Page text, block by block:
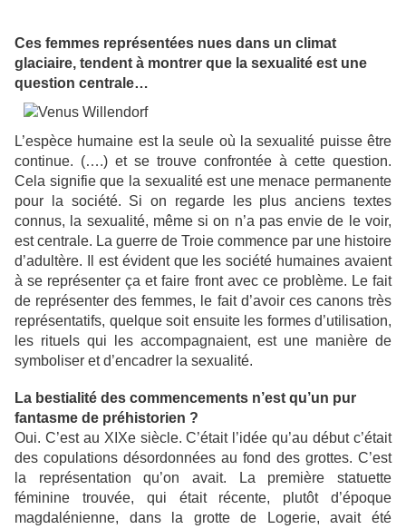
Ces femmes représentées nues dans un climat
glaciaire, tendent à montrer que la sexualité est une
question centrale…
L’espèce humaine est la seule où la sexualité puisse être
continue. (….) et se trouve confrontée à cette question.
Cela signifie que la sexualité est une menace permanente
pour la société. Si on regarde les plus anciens textes
connus, la sexualité, même si on n’a pas envie de le voir,
est centrale. La guerre de Troie commence par une histoire
d’adultère. Il est évident que les société humaines avaient
à se représenter ça et faire front avec ce problème. Le fait
de représenter des femmes, le fait d’avoir ces canons très
représentatifs, quelque soit ensuite les formes d’utilisation,
les rituels qui les accompagnaient, est une manière de
symboliser et d’encadrer la sexualité.
La bestialité des commencements n’est qu’un pur
fantasme de préhistorien ?
Oui. C’est au XIXe siècle. C’était l’idée qu’au début c’était
des copulations désordonnées au fond des grottes. C’est
la représentation qu’on avait. La première statuette
féminine trouvée, qui était récente, plutôt d’époque
magdalénienne, dans la grotte de Logerie, avait été